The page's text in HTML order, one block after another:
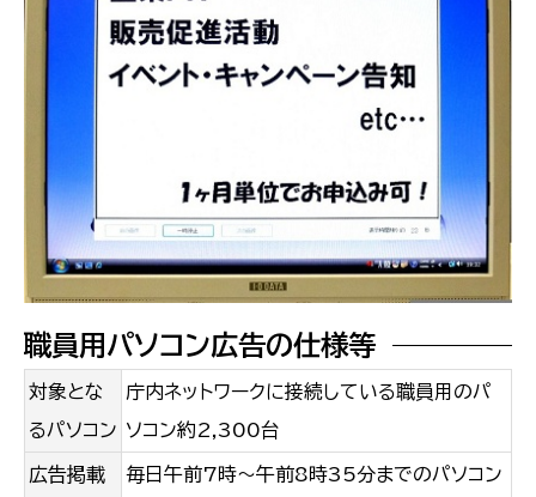
職員用パソコン広告の仕様等
対象とな
るパソコン
庁内ネットワークに接続している職員用のパ
ソコン約2,300台
広告掲載
毎日午前7時～午前8時35分までのパソコン